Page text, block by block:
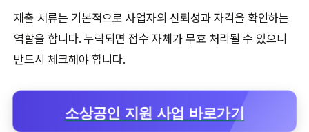
제출 서류는 기본적으로 사업자의 신뢰성과 자격을 확인하는
역할을 합니다. 누락되면 접수 자체가 무효 처리될 수 있으니
반드시 체크해야 합니다.
소상공인 지원 사업 바로가기